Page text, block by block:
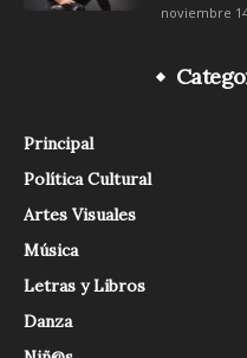
noviembre
Principal
Política Cultural
Artes Visuales
Música
Letras y Libros
Danza